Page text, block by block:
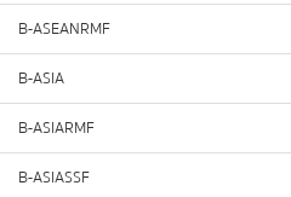
B-ASEANRMF
B-ASIA
B-ASIARMF
B-ASIASSF